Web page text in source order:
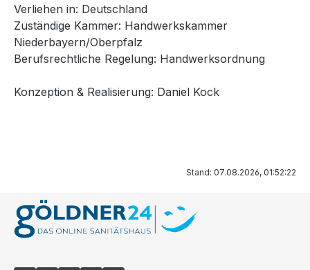
Verliehen in: Deutschland
Zuständige Kammer: Handwerkskammer
Niederbayern/Oberpfalz
Berufsrechtliche Regelung: Handwerksordnung
Konzeption & Realisierung: Daniel Kock
Stand: 07.08.2026, 01:52:22